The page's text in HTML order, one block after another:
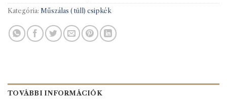
Kategória: Műszálas ( tüll) csipkék
TOVÁBBI INFORMÁCIÓK